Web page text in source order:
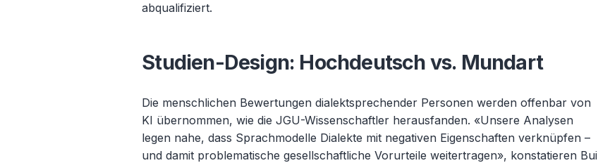
abqualifiziert.
Studien-Design: Hochdeutsch vs. Mundart
Die menschlichen Bewertungen dialektsprechender Personen werden offenbar von
KI übernommen, wie die JGU-Wissenschaftler herausfanden. «Unsere Analysen
legen nahe, dass Sprachmodelle Dialekte mit negativen Eigenschaften verknüpfen–
und damit problematische gesellschaftliche Vorurteile weitertragen», konstatieren Bui